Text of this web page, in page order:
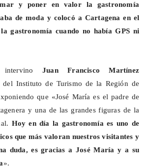
y poner en valor la gastronomía
de moda y colocó a Cartagena en el
gastronomía cuando no había GPS ni
Juan Francisco Martínez
del Instituto de Turismo de la Región de
que «José María es el padre de
y una de las grandes figuras de la
Hoy en día la gastronomía es uno de
que más valoran nuestros visitantes y
duda, es gracias a José María y a su
».